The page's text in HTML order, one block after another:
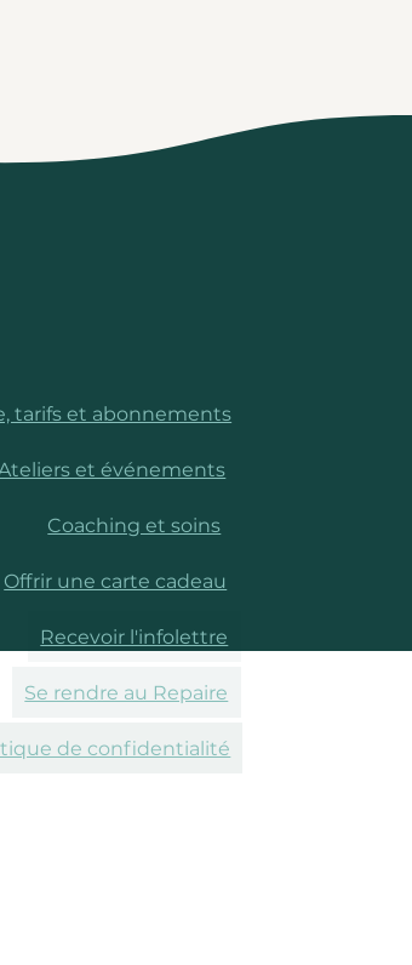
tarifs et abonnements
et événements
Coaching et soins
Offrir une carte cadeau
Recevoir l'infolettre
Se rendre au Repaire
de confidentialité